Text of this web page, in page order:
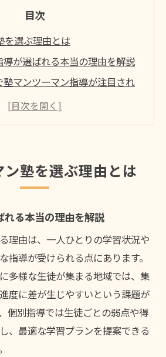
目次
を選ぶ理由とは
導が選ばれる本当の理由を解説
塾マンツーマン指導が注目され
が岩見沢市で人気の理由とは
な子どもとの相性の見極め方
のカリキュラム比較で失敗しな
相性が学習意欲に与える影響
授業を活用した見極め方のポイ
ミや評判を参考にする方法
ン塾を選ぶ理由とは
れる本当の理由を解説
理由は、一人ひとりの学習状況や
指導が受けられる点にあります。
多様な生徒が集まる地域では、集
度に差が生じやすいという課題が
個別指導では生徒ごとの弱点や得
、最適な学習プランを提案できる